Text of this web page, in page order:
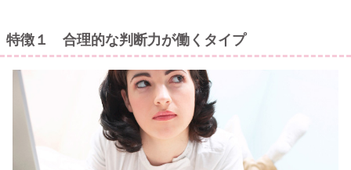
特徴１ 合理的な判断力が働くタイプ